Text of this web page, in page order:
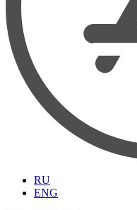
RU
ENG